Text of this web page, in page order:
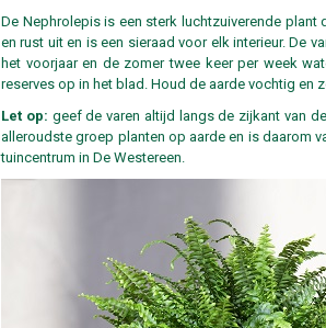
De Nephrolepis is een sterk luchtzuiverende
en rust uit en is een sieraad voor elk interieur. De
het voorjaar en de zomer twee keer per week
reserves op in het blad. Houd de aarde vochtig en
Let op: geef de varen altijd langs de zijkant van
alleroudste groep planten op aarde en is daarom
tuincentrum in De Westereen.